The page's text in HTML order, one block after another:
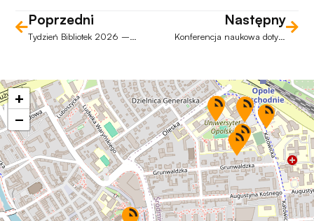
Poprzedni
Tydzień Bibliotek 2026 – „Biblioteka. Otwierasz. Odkrywasz”
Następny
Konferencja naukowa dotycząca Zdzisława Najdera i Josepha Conrada
+
−